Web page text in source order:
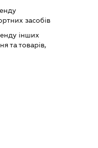
засобів
інших
та товарів,